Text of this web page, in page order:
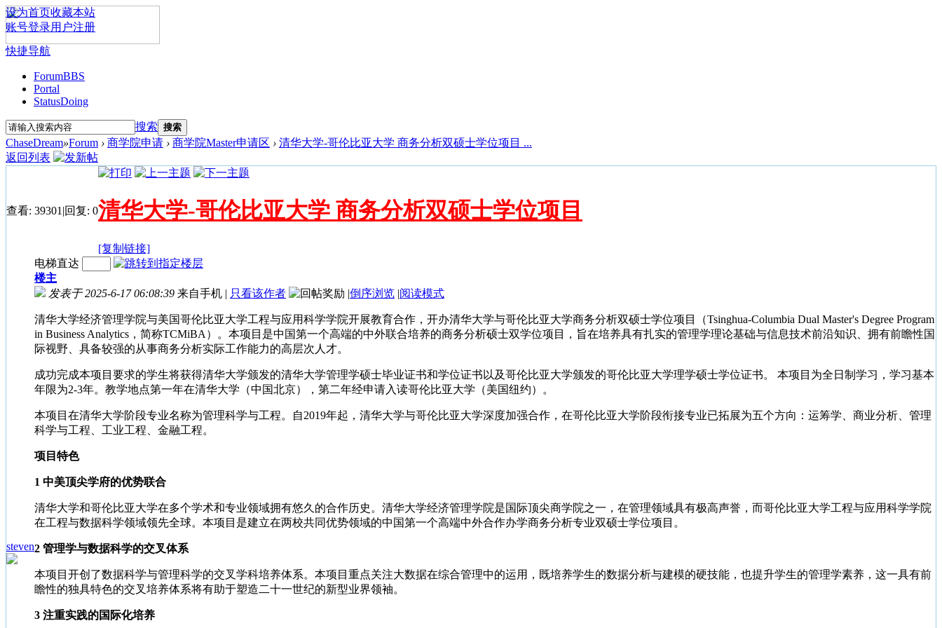
设为首页收藏本站
账号登录用户注册
快捷导航
ForumBBS
Portal
StatusDoing
搜索 搜索
ChaseDream»Forum › 商学院申请 › 商学院Master申请区 › 清华大学-哥伦比亚大学 商务分析双硕士学位项目 ...
返回列表
查看: 39301 |回复: 0清华大学-哥伦比亚大学 商务分析双硕士学位项目
[复制链接]
steven
电梯直达
楼主
发表于 2025-6-17 06:08:39 来自手机 | 只看该作者 |倒序浏览 |阅读模式
清华大学经济管理学院与美国哥伦比亚大学工程与应用科学学院开展教育合作，开办清华大学与哥伦比亚大学商务分析双硕士学位项目（Tsinghua-Columbia Dual Master's Degree Program
in Business Analytics，简称TCMiBA）。本项目是中国第一个高端的中外联合培养的商务分析硕士双学位项目，旨在培养具有扎实的管理学理论基础与信息技术前沿知识、拥有前瞻性国
际视野、具备较强的从事商务分析实际工作能力的高层次人才。
成功完成本项目要求的学生将获得清华大学颁发的清华大学管理学硕士毕业证书和学位证书以及哥伦比亚大学颁发的哥伦比亚大学理学硕士学位证书。 本项目为全日制学习，学习基本
年限为2-3年。教学地点第一年在清华大学（中国北京），第二年经申请入读哥伦比亚大学（美国纽约）。
本项目在清华大学阶段专业名称为管理科学与工程。自2019年起，清华大学与哥伦比亚大学深度加强合作，在哥伦比亚大学阶段衔接专业已拓展为五个方向：运筹学、商业分析、管理
科学与工程、工业工程、金融工程。
项目特色
1 中美顶尖学府的优势联合
清华大学和哥伦比亚大学在多个学术和专业领域拥有悠久的合作历史。清华大学经济管理学院是国际顶尖商学院之一，在管理领域具有极高声誉，而哥伦比亚大学工程与应用科学学院
在工程与数据科学领域领先全球。本项目是建立在两校共同优势领域的中国第一个高端中外合作办学商务分析专业双硕士学位项目。
2 管理学与数据科学的交叉体系
本项目开创了数据科学与管理科学的交叉学科培养体系。本项目重点关注大数据在综合管理中的运用，既培养学生的数据分析与建模的硬技能，也提升学生的管理学素养，这一具有前
瞻性的独具特色的交叉培养体系将有助于塑造二十一世纪的新型业界领袖。
3 注重实践的国际化培养